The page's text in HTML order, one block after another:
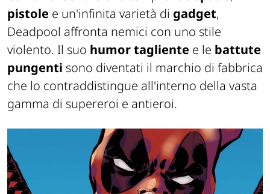
pistole e un'infinita varietà di gadget,
Deadpool affronta nemici con uno stile
violento. Il suo humor tagliente e le battute
pungenti sono diventati il marchio di fabbrica
che lo contraddistingue all'interno della vasta
gamma di supereroi e antieroi.